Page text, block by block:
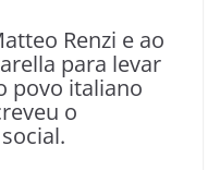
Renzi e ao
para levar
povo italiano
o